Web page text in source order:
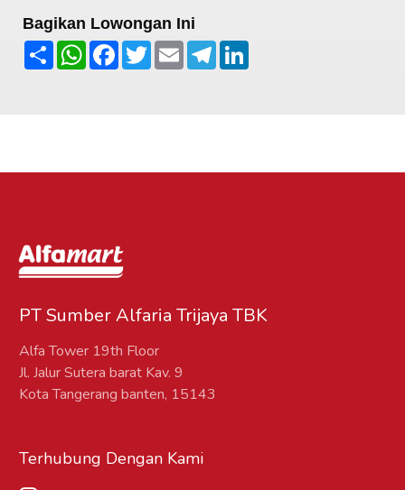
Bagikan Lowongan Ini
ShareWhatsApp
Facebook
TwitterEmailTelegramLinkedIn
PT Sumber Alfaria Trijaya TBK
Alfa Tower 19th Floor
Jl. Jalur Sutera barat Kav. 9
Kota Tangerang banten, 15143
Terhubung Dengan Kami